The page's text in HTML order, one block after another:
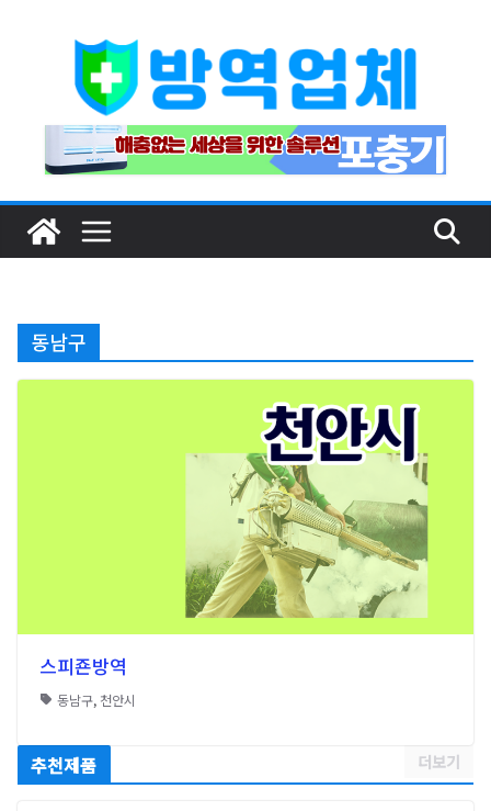
동남구
스피죤방역
동남구, 천안시
추천제품 더보기